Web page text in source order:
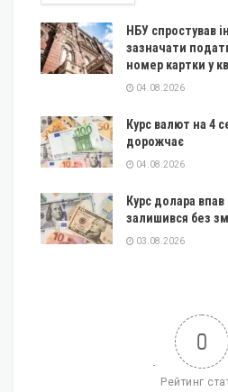
НБУ спростував
зазначати
номер картки у
04.08.2026
Курс валют на 4
дорожчає
04.08.2026
Курс долара
залишився без
03.08.2026
0
Рейтинг